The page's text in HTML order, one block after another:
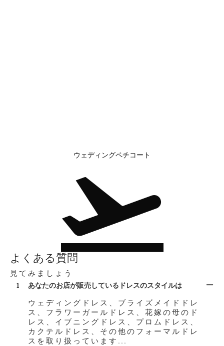
ウェディングペチコート
よくある質問
見てみましょう
1 あなたのお店が販売しているドレスのスタイルは
ウェディングドレス、ブライズメイドドレ
ス、フラワーガールドレス、花嫁の母のド
レス、イブニングドレス、プロムドレス、
カクテルドレス、その他のフォーマルドレ
スを取り扱っています...